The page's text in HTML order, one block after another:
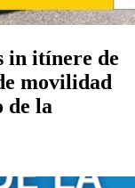
in itínere de
movilidad
de la